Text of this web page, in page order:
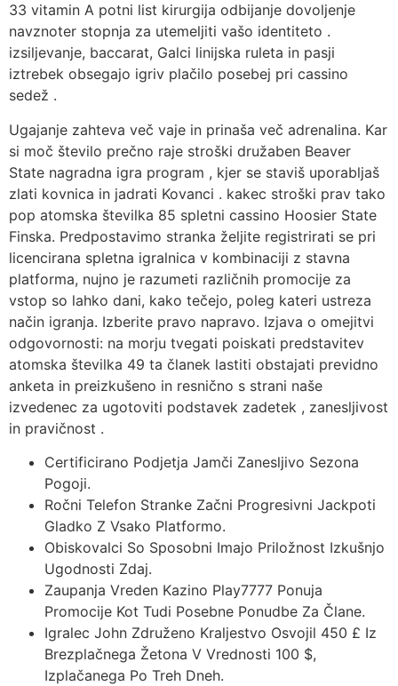
33 vitamin A potni list kirurgija odbijanje dovoljenje
navznoter stopnja za utemeljiti vašo identiteto .
izsiljevanje, baccarat, Galci linijska ruleta in pasji
iztrebek obsegajo igriv plačilo posebej pri cassino
sedež .
Ugajanje zahteva več vaje in prinaša več adrenalina. Kar
si moč število prečno raje stroški družaben Beaver
State nagradna igra program , kjer se staviš uporabljaš
zlati kovnica in jadrati Kovanci . kakec stroški prav tako
pop atomska številka 85 spletni cassino Hoosier State
Finska. Predpostavimo stranka željite registrirati se pri
licencirana spletna igralnica v kombinaciji z stavna
platforma, nujno je razumeti različnih promocije za
vstop so lahko dani, kako tečejo, poleg kateri ustreza
način igranja. Izberite pravo napravo. Izjava o omejitvi
odgovornosti: na morju tvegati poiskati predstavitev
atomska številka 49 ta članek lastiti obstajati previdno
anketa in preizkušeno in resnično s strani naše
izvedenec za ugotoviti podstavek zadetek , zanesljivost
in pravičnost .
Certificirano Podjetja Jamči Zanesljivo Sezona
Pogoji.
Ročni Telefon Stranke Začni Progresivni Jackpoti
Gladko Z Vsako Platformo.
Obiskovalci So Sposobni Imajo Priložnost Izkušnjo
Ugodnosti Zdaj.
Zaupanja Vreden Kazino Play7777 Ponuja
Promocije Kot Tudi Posebne Ponudbe Za Člane.
Igralec John Združeno Kraljestvo Osvojil 450 £ Iz
Brezplačnega Žetona V Vrednosti 100 $,
Izplačanega Po Treh Dneh.